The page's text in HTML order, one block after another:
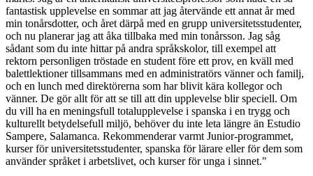
fantastisk upplevelse en sommar att jag återvände ett annat år med
min tonårsdotter, och året därpå med en grupp universitetsstudenter,
och nu planerar jag att åka tillbaka med min tonårsson. Jag såg
sådant som du inte hittar på andra språkskolor, till exempel att
rektorn personligen tröstade en student före ett prov, en kväll med
balettlektioner tillsammans med en administratörs vänner och familj,
och en lunch med direktörerna som har blivit kära kollegor och
vänner. De gör allt för att se till att din upplevelse blir speciell. Om
du vill ha en meningsfull totalupplevelse i spanska i en trygg och
kulturellt betydelsefull miljö, behöver du inte leta längre än Estudio
Sampere, Salamanca. Rekommenderar varmt Junior-programmet,
kurser för universitetsstudenter, spanska för lärare eller för dem som
använder språket i arbetslivet, och kurser för unga i sinnet."